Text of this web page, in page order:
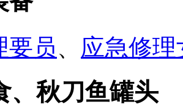
要员、 应急修理
、秋刀鱼罐头